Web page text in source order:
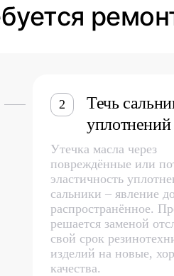
2
Течь
уплотнений
Утечка масла через
повреждённые или
эластичность
сальники – явление
распространённое.
решается заменой
свой срок
изделий на новые,
качества.